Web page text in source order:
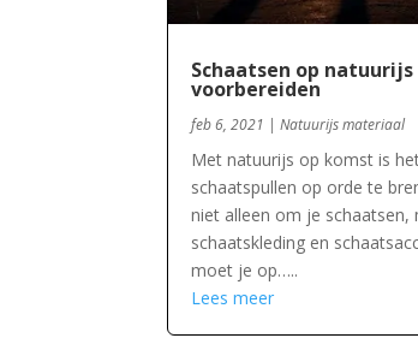
Schaatsen op natuurijs
voorbereiden
feb 6, 2021 |Natuurijs materiaal
Met natuurijs op komst is
schaatspullen op orde te
niet alleen om je
schaatskleding en
moet je op…..
Lees meer